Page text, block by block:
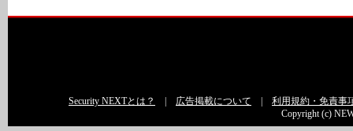
Security NEXTとは？ | 広告掲載について | 利用規約・免責事
Copyright (c)